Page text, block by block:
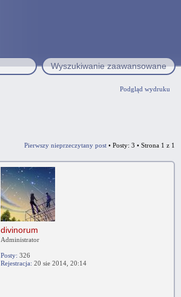
Wyszukiwanie zaawansowane
Podgląd wydruku
Pierwszy nieprzeczytany post • Posty: 3 • Strona 1 z 1
divinorum
Administrator
Posty: 326
Rejestracja: 20 sie 2014, 20:14